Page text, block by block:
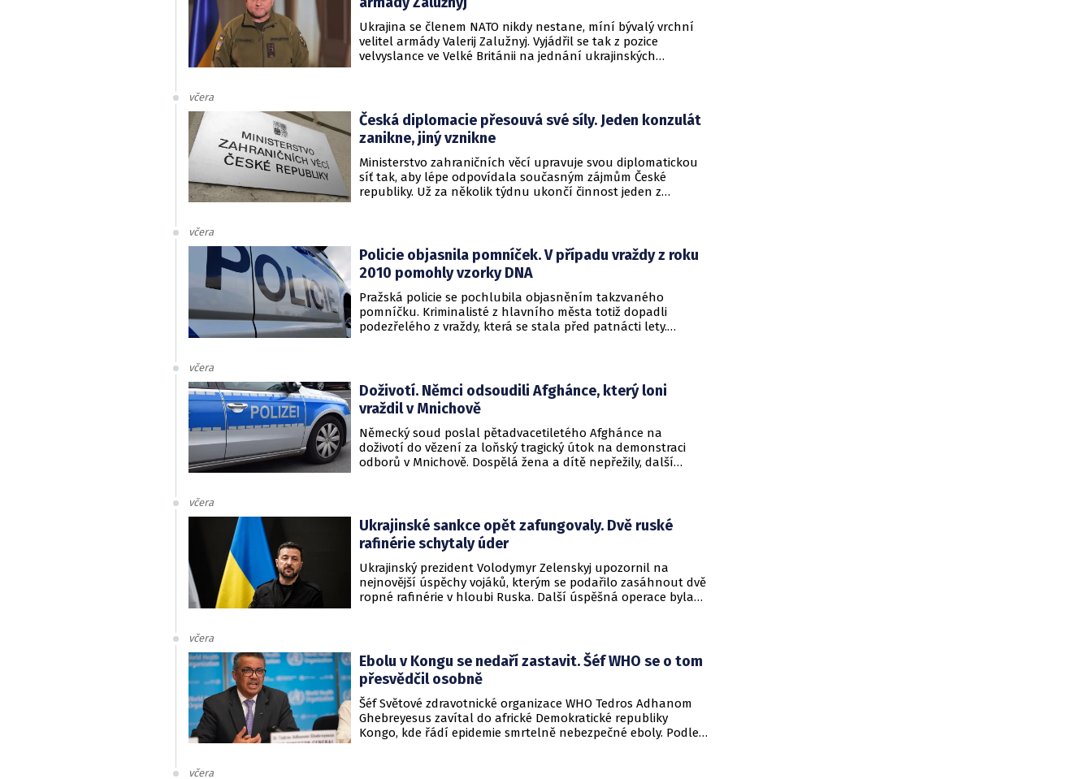
Ukrajina se členem NATO nikdy nestane, míní bývalý vrchní
velitel armády Valerij Zalužnyj. Vyjádřil se tak z pozice
velvyslance ve Velké Británii na jednání ukrajinských
včera
Česká diplomacie přesouvá své síly. Jeden konzulát
zanikne, jiný vznikne
Ministerstvo zahraničních věcí upravuje svou diplomatickou
síť tak, aby lépe odpovídala současným zájmům České
republiky. Už za několik týdnu ukončí činnost jeden z
včera
Policie objasnila pomníček. V případu vraždy z roku
2010 pomohly vzorky DNA
Pražská policie se pochlubila objasněním takzvaného
pomníčku. Kriminalisté z hlavního města totiž dopadli
podezřelého z vraždy, která se stala před patnácti lety.
včera
Doživotí. Němci odsoudili Afghánce, který loni
vraždil v Mnichově
Německý soud poslal pětadvacetiletého Afghánce na
doživotí do vězení za loňský tragický útok na demonstraci
odborů v Mnichově. Dospělá žena a dítě nepřežily, další
včera
Ukrajinské sankce opět zafungovaly. Dvě ruské
rafinérie schytaly úder
Ukrajinský prezident Volodymyr Zelenskyj upozornil na
nejnovější úspěchy vojáků, kterým se podařilo zasáhnout dvě
ropné rafinérie v hloubi Ruska. Další úspěšná operace byla
včera
Ebolu v Kongu se nedaří zastavit. Šéf WHO se o tom
přesvědčil osobně
Šéf Světové zdravotnické organizace WHO Tedros Adhanom
Ghebreyesus zavítal do africké Demokratické republiky
Kongo, kde řádí epidemie smrtelně nebezpečné eboly. Podle
včera